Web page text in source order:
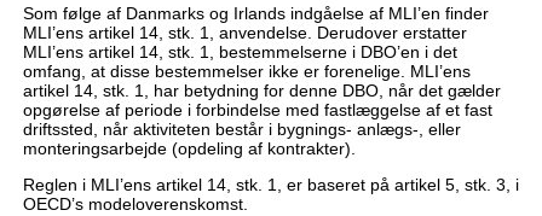
Som følge af Danmarks og Irlands indgåelse af MLI’en finder
MLI’ens artikel 14, stk. 1, anvendelse. Derudover erstatter
MLI’ens artikel 14, stk. 1, bestemmelserne i DBO’en i det
omfang, at disse bestemmelser ikke er forenelige. MLI’ens
artikel 14, stk. 1, har betydning for denne DBO, når det gælder
opgørelse af periode i forbindelse med fastlæggelse af et fast
driftssted, når aktiviteten består i bygnings- anlægs-, eller
monteringsarbejde (opdeling af kontrakter).
Reglen i MLI’ens artikel 14, stk. 1, er baseret på artikel 5, stk. 3, i
OECD’s modeloverenskomst.